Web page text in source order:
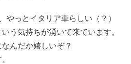
やっとイタリア車らしい（？）
う気持ちが湧いて来ています。
んだか嬉しいぞ？